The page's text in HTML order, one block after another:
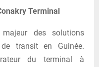
Terminal
des solutions
transit en Guinée.
du terminal à